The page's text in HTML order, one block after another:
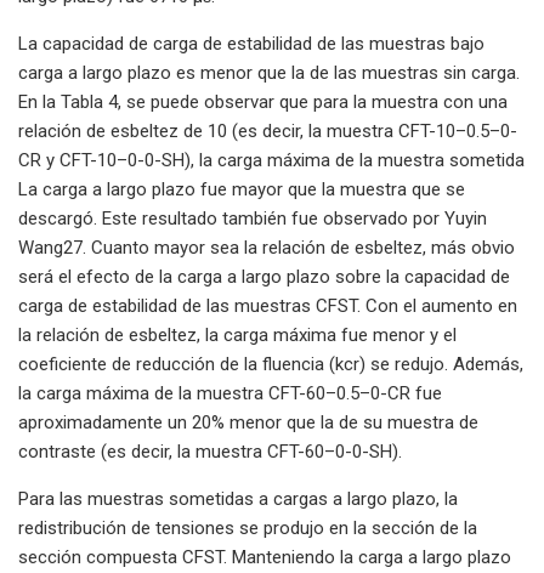
La capacidad de carga de estabilidad de las muestras bajo
carga a largo plazo es menor que la de las muestras sin carga.
En la Tabla 4, se puede observar que para la muestra con una
relación de esbeltez de 10 (es decir, la muestra CFT-10–0.5–0-
CR y CFT-10–0-0-SH), la carga máxima de la muestra sometida
La carga a largo plazo fue mayor que la muestra que se
descargó. Este resultado también fue observado por Yuyin
Wang27. Cuanto mayor sea la relación de esbeltez, más obvio
será el efecto de la carga a largo plazo sobre la capacidad de
carga de estabilidad de las muestras CFST. Con el aumento en
la relación de esbeltez, la carga máxima fue menor y el
coeficiente de reducción de la fluencia (kcr) se redujo. Además,
la carga máxima de la muestra CFT-60–0.5–0-CR fue
aproximadamente un 20% menor que la de su muestra de
contraste (es decir, la muestra CFT-60–0-0-SH).
Para las muestras sometidas a cargas a largo plazo, la
redistribución de tensiones se produjo en la sección de la
sección compuesta CFST. Manteniendo la carga a largo plazo